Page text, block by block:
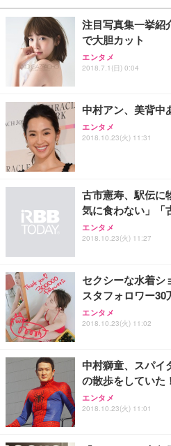
￥27,999
Sezlife オフィスチェ
ワーク チェア 強化バ
能 人間工学 椅子 腰
ョン PCチェア 通気
務用 おしゃれ パソ
Sezlife オフィスチェ
ワーク チェア 強化
務用 おしゃれ パソ
ANDWINT オフィス
ッシュ 通気性 ランバ
ス圧無段階昇降 360
【純正品】27"ゲーミ
フック付き（CFI-
【整備済み品】Dell
ー フルHD（
【MiniLED/24.5inch/
HOOTER Gaming
グモニター QD 24.5
￥3,234
ネオ・ルーライフ ネ
り 単品
Smart Basic(スマー
限定】 Smart Basic
アイリスオーヤマ ペ
ュラー 200枚入【
注目写真集一挙紹
で大胆カット
エンタメ
2018.7.1(日) 0:04
中村アン、美背中
エンタメ
2018.10.23(火) 11:31
古市憲寿、駅伝に
気に食わない」「
エンタメ
2018.10.23(火) 11:27
セクシーな水着シ
スタフォロワー30
エンタメ
2018.10.23(火) 11:02
中村獅童、スパイ
の散歩をしていた！
エンタメ
2018.10.23(火) 11:01